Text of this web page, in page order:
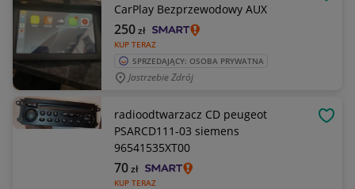
CarPlay Bezprzewodowy AUX
KUP TERAZ
250zł
SPRZEDAJĄCY: OSOBA PRYWATNA
Jastrzebie Zdrój
radioodtwarzacz CD peugeot
PSARCD111-03 siemens
96541535XT00
KUP TERAZ
70zł